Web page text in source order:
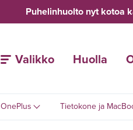
Puhelinhuolto nyt kotoa
Valikko Huolla
OnePlus Tietokone ja